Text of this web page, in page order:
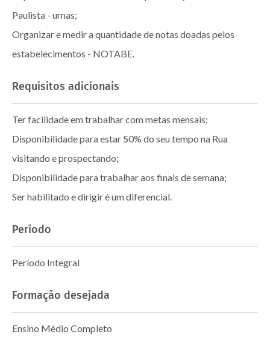
Paulista - urnas;
Organizar e medir a quantidade de notas doadas pelos
estabelecimentos - NOTABE.
Requisitos adicionais
Ter facilidade em trabalhar com metas mensais;
Disponibilidade para estar 50% do seu tempo na Rua
visitando e prospectando;
Disponibilidade para trabalhar aos finais de semana;
Ser habilitado e dirigir é um diferencial.
Período
Período Integral
Formação desejada
Ensino Médio Completo